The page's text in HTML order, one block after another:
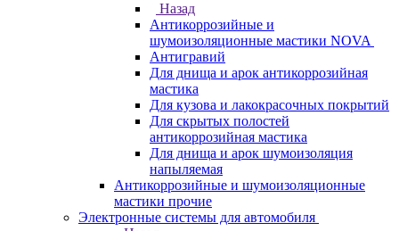
Назад
Антикоррозийные и
шумоизоляционные мастики NOVA
Антигравий
Для днища и арок антикоррозийная
мастика
Для кузова и лакокрасочных покрытий
Для скрытых полостей
антикоррозийная мастика
Для днища и арок шумоизоляция
напыляемая
Антикоррозийные и шумоизоляционные
мастики прочие
Электронные системы для автомобиля